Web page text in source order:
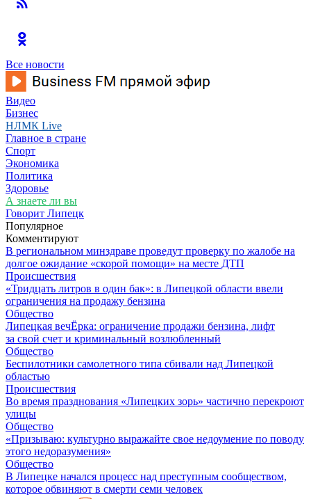
Все новости
Видео
Бизнес
НЛМК Live
Главное в стране
Спорт
Экономика
Политика
Здоровье
А знаете ли вы
Говорит Липецк
Популярное
Комментируют
В региональном минздраве проведут проверку по жалобе на
долгое ожидание «скорой помощи» на месте ДТП
Происшествия
«Тридцать литров в один бак»: в Липецкой области ввели
ограничения на продажу бензина
Общество
Липецкая вечЁрка: ограничение продажи бензина, лифт
за свой счет и криминальный возлюбленный
Общество
Беспилотники самолетного типа сбивали над Липецкой
областью
Происшествия
Во время празднования «Липецких зорь» частично перекроют
улицы
Общество
«Призываю: культурно выражайте свое недоумение по поводу
этого недоразумения»
Общество
В Липецке начался процесс над преступным сообществом,
которое обвиняют в смерти семи человек